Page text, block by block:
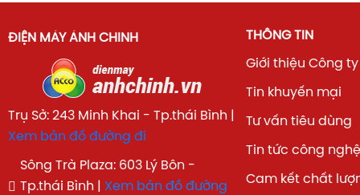
ĐIỆN MÁY ÁNH CHINH
Trụ Sở: 243 Minh Khai - Tp.thái Bình |
Xem bản đồ đường đi
Sông Trà Plaza: 603 Lý Bôn -
Tp.thái Bình | Xem bản đồ đường
THÔNG TIN
Giới thiệu Công ty
Tin khuyến mại
Tư vấn tiêu dùng
Tin tức công nghệ
Cam kết chất